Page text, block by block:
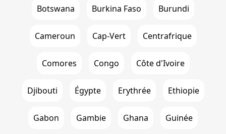
Botswana Burkina Faso Burundi
Cameroun Cap-Vert Centrafrique
Comores Congo Côte d'Ivoire
Djibouti Égypte Erythrée Ethiopie
Gabon Gambie Ghana Guinée